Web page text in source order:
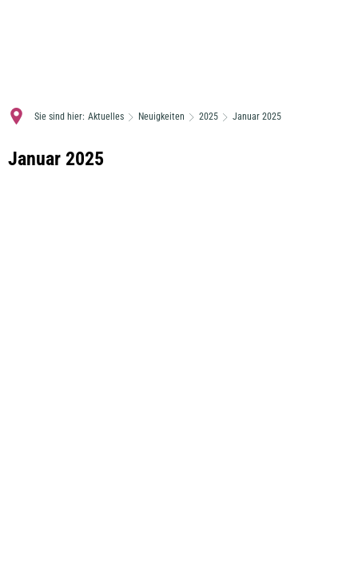
Sie sind hier: Aktuelles Neuigkeiten 2025 Januar 2025
Januar
Januar 2025